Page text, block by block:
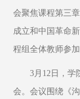
会聚焦课程第三
成立和中国革命
程组全体教师参加
3月12日，学
会。会议围绕《